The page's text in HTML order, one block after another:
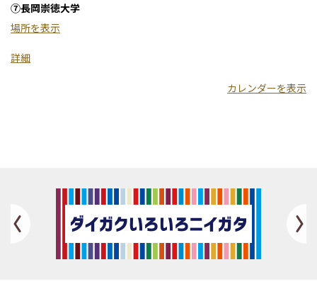
徳
大
学
⑦長岡崇徳大学
場所を表示
詳細
カレンダーを表示
Previous